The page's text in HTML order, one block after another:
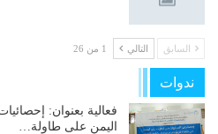
السابق التالي 1 من 26
ندوات
اليمن على طاولة…